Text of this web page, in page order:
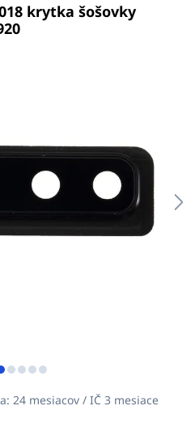
krytka šošovky
24 mesiacov / IČ 3 mesiace